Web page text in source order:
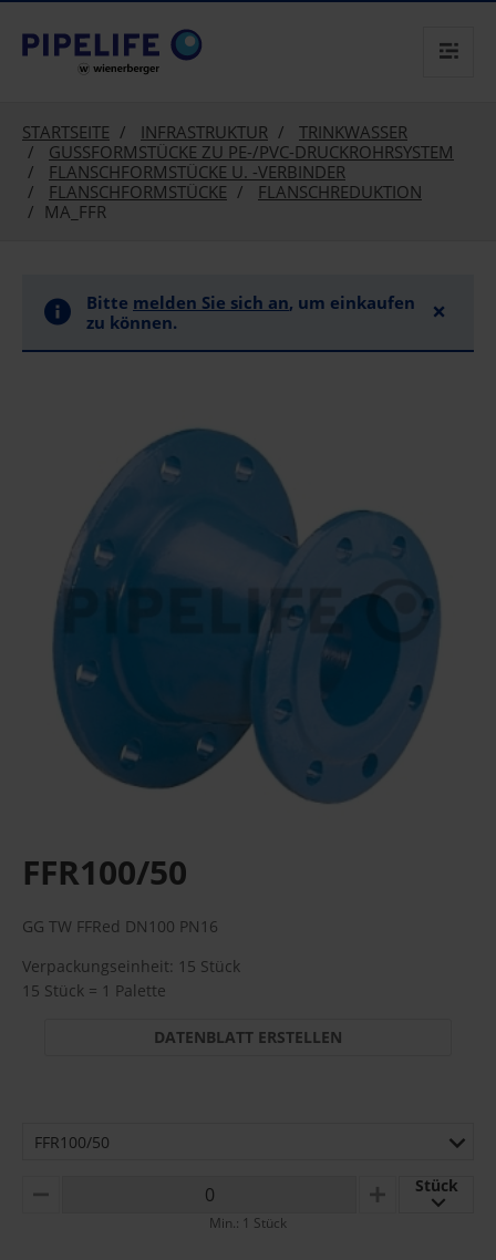
text.skipToContent
text.skipToNavigation
STARTSEITE INFRASTRUKTUR
TRINKWASSER
GUSSFORMSTÜCKE ZU PE-/PVC-DRUCKROHRSYSTEM
FLANSCHFORMSTÜCKE U. -VERBINDER
FLANSCHFORMSTÜCKE
FLANSCHREDUKTION
MA_FFR
Bitte melden Sie sich an, um einkaufen
zu können.
×
FFR100/50
GG TW FFRed DN100 PN16
Verpackungseinheit: 15 Stück
15 Stück = 1 Palette
DATENBLATT ERSTELLEN
FFR100/50
MINUS PLUS
Stück
Min.: 1 Stück